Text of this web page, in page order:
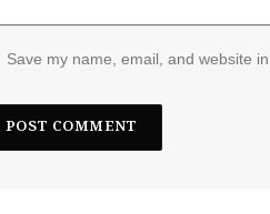
Save my name, email, and website